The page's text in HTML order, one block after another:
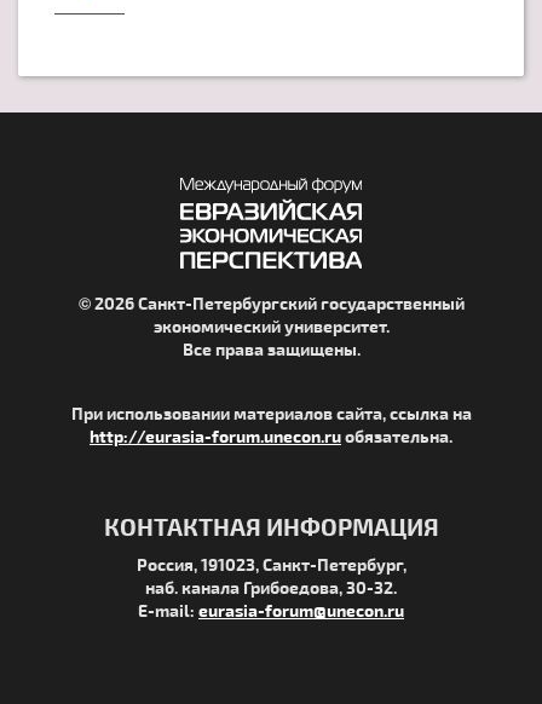
© 2026 Санкт-Петербургский государственный
экономический университет.
Все права защищены.
При использовании материалов сайта, ссылка на
http://eurasia-forum.unecon.ruобязательна.
КОНТАКТНАЯ ИНФОРМАЦИЯ
Россия, 191023, Санкт-Петербург,
наб. канала Грибоедова, 30-32.
E-mail: eurasia-forum@unecon.ru